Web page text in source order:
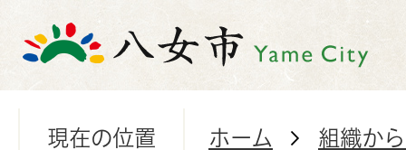
現在の位置 ホーム 組織か